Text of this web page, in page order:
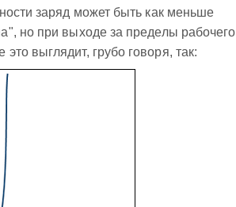
заряд может быть как меньше
но при выходе за пределы рабочего
выглядит, грубо говоря, так: